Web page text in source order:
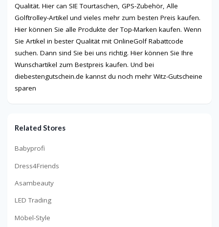
Qualität. Hier can SIE Tourtaschen, GPS-Zubehör, Alle
Golftrolley-Artikel und vieles mehr zum besten Preis kaufen.
Hier können Sie alle Produkte der Top-Marken kaufen. Wenn
Sie Artikel in bester Qualität mit OnlineGolf Rabattcode
suchen. Dann sind Sie bei uns richtig. Hier können Sie Ihre
Wunschartikel zum Bestpreis kaufen. Und bei
diebestengutschein.de kannst du noch mehr Witz-Gutscheine
sparen
Related Stores
Babyprofi
Dress4Friends
Asambeauty
LED Trading
Möbel-Style